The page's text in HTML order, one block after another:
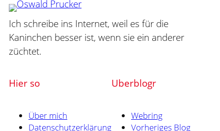
Ich schreibe ins Internet, weil es für die
Kaninchen besser ist, wenn sie ein anderer
züchtet.
Hier so
Über mich
Datenschutzerklärung
Uberblogr
Webring
Vorheriges Blog